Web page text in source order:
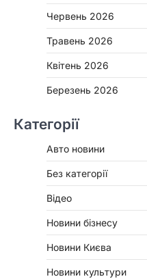
Червень 2026
Травень 2026
Квітень 2026
Березень 2026
Категорії
Авто новини
Без категорії
Відео
Новини бізнесу
Новини Києва
Новини культури